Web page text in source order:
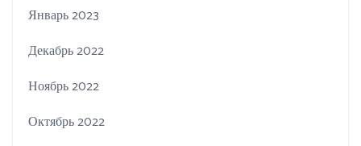
Январь 2023
Декабрь 2022
Ноябрь 2022
Октябрь 2022